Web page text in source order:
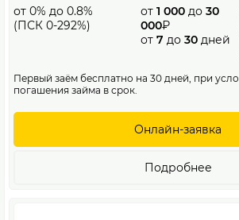
от 0% до 0.8%
(ПСК 0-292%)
от 1 000 до 30
000₽
от 7 до 30 дней
Первый заём бесплатно на 30 дней, при
погашения займа в срок.
Онлайн-заявка
Подробнее